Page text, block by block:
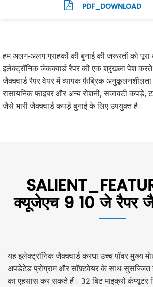
PDF_DOWNLOAD
हम अलग-अलग ग्राहकों की बुनाई की जरूरतों को
इलेक्ट्रॉनिक जेकक्वार्ड रैपर की एक श्रृंखला पेश
जैक्क्वार्ड रैपर वेयर में व्यापक फैब्रिक अनुकूलनशीलता
रासायनिक फाइबर और अन्य रोशनी, सजावटी कपड़े,
जैसे भारी जैक्क्वार्ड कपड़े बुनाई के लिए उपयुक्त है।
क्यूजेएच 9 10 जे रैपर
यह इलेक्ट्रॉनिक जैक्क्वार्ड करघा उच्च पॉवर मुख्य
अपडेटेड प्रोग्राम और सॉफ़्टवेयर के साथ सुसज्जित
का एहसास कर सकते हैं। 32 बिट माइक्रो